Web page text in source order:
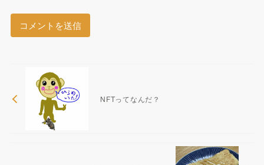
NFTってなんだ？